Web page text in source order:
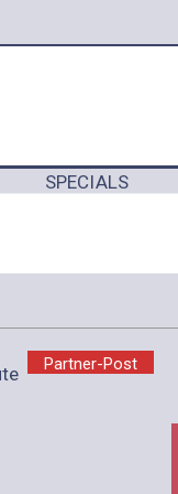
SPECIALS
Partner-Post